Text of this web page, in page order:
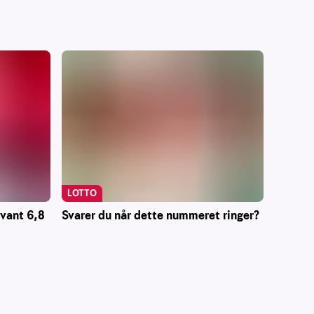
6,8 Svarer du når dette nummeret ringer?
LOTTO